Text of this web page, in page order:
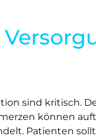
sind kritisch.
können
Patienten